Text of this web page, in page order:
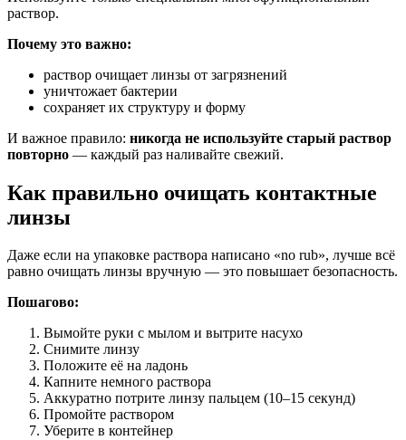
раствор.
Почему это важно:
раствор очищает линзы от загрязнений
уничтожает бактерии
сохраняет их структуру и форму
И важное правило: никогда не используйте старый раствор
повторно — каждый раз наливайте свежий.
Как правильно очищать контактные
линзы
Даже если на упаковке раствора написано «no rub», лучше всё
равно очищать линзы вручную — это повышает безопасность.
Пошагово:
Вымойте руки с мылом и вытрите насухо
Снимите линзу
Положите её на ладонь
Капните немного раствора
Аккуратно потрите линзу пальцем (10–15 секунд)
Промойте раствором
Уберите в контейнер